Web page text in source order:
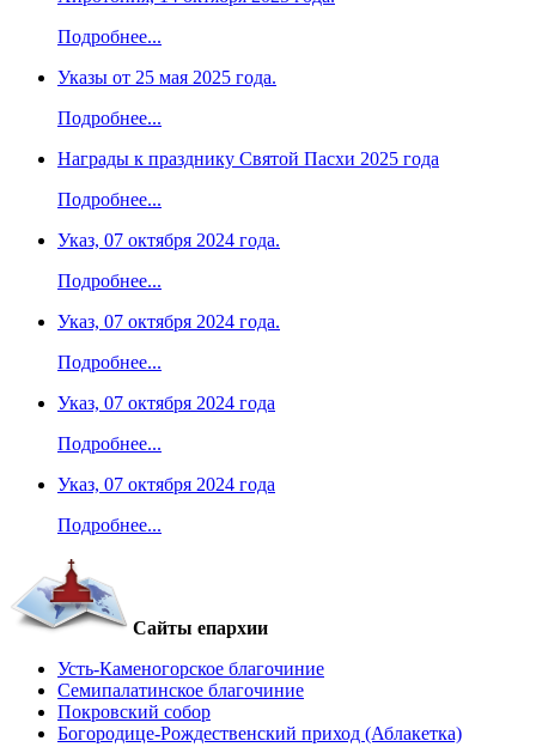
Подробнее...
Указы от 25 мая 2025 года.
Подробнее...
Награды к празднику Святой Пасхи 2025 года
Подробнее...
Указ, 07 октября 2024 года.
Подробнее...
Указ, 07 октября 2024 года.
Подробнее...
Указ, 07 октября 2024 года
Подробнее...
Указ, 07 октября 2024 года
Подробнее...
Сайты епархии
Усть-Каменогорское благочиние
Семипалатинское благочиние
Покровский собор
Богородице-Рождественский приход (Аблакетка)